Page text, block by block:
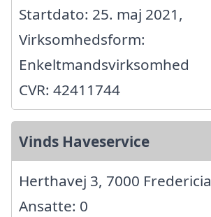
Startdato: 25. maj 2021,
Virksomhedsform:
Enkeltmandsvirksomhed
CVR: 42411744
Vinds Haveservice
Herthavej 3, 7000 Fredericia
Ansatte: 0